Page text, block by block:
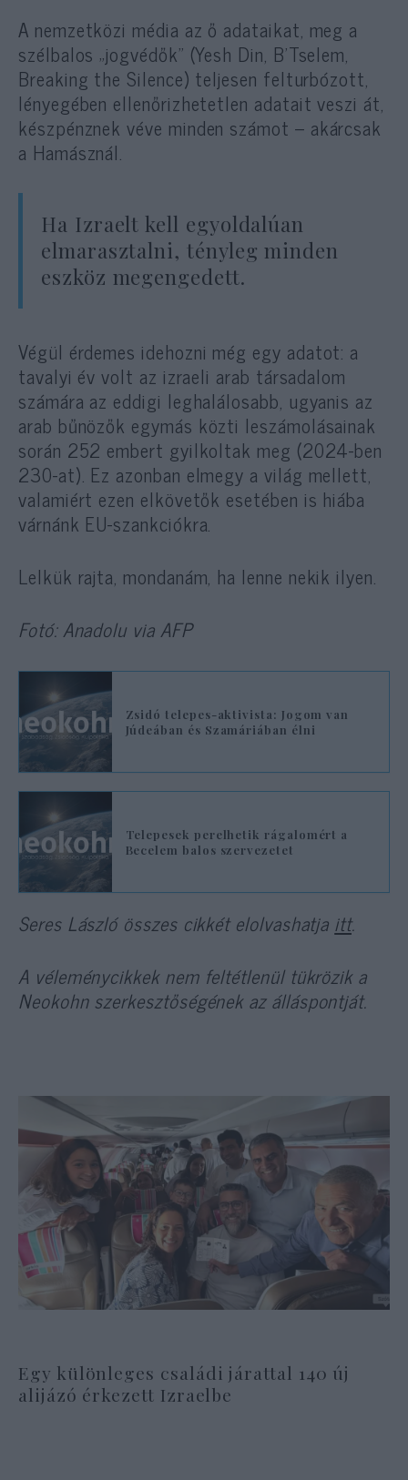
A nemzetközi média az ő adataikat, meg a
szélbalos „jogvédők” (Yesh Din, B’Tselem,
Breaking the Silence) teljesen felturbózott,
lényegében ellenőrizhetetlen adatait veszi át,
készpénznek véve minden számot – akárcsak
a Hamásznál.
Ha Izraelt kell egyoldalúan
elmarasztalni, tényleg minden
eszköz megengedett.
Végül érdemes idehozni még egy adatot: a
tavalyi év volt az izraeli arab társadalom
számára az eddigi leghalálosabb, ugyanis az
arab bűnözők egymás közti leszámolásainak
során 252 embert gyilkoltak meg (2024-ben
230-at). Ez azonban elmegy a világ mellett,
valamiért ezen elkövetők esetében is hiába
várnánk EU-szankciókra.
Lelkük rajta, mondanám, ha lenne nekik ilyen.
Fotó: Anadolu via AFP
Zsidó telepes-aktivista: Jogom van
Júdeában és Szamáriában élni
Telepesek perelhetik rágalomért a
Becelem balos szervezetet
Seres László összes cikkét elolvashatja itt.
A véleménycikkek nem feltétlenül tükrözik a
Neokohn szerkesztőségének az álláspontját.
Egy különleges családi járattal 140 új
alijázó érkezett Izraelbe